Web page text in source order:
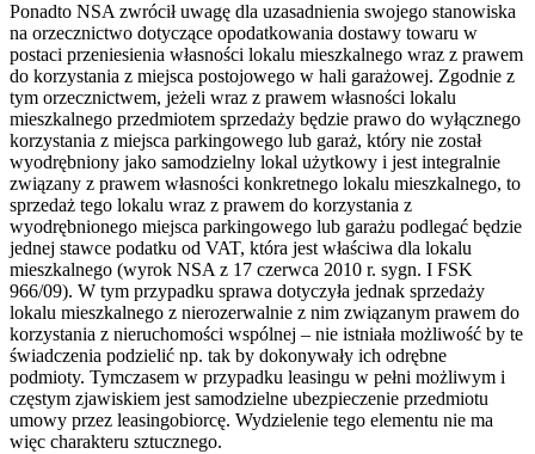
Ponadto NSA zwrócił uwagę dla uzasadnienia swojego stanowiska
na orzecznictwo dotyczące opodatkowania dostawy towaru w
postaci przeniesienia własności lokalu mieszkalnego wraz z prawem
do korzystania z miejsca postojowego w hali garażowej. Zgodnie z
tym orzecznictwem, jeżeli wraz z prawem własności lokalu
mieszkalnego przedmiotem sprzedaży będzie prawo do wyłącznego
korzystania z miejsca parkingowego lub garaż, który nie został
wyodrębniony jako samodzielny lokal użytkowy i jest integralnie
związany z prawem własności konkretnego lokalu mieszkalnego, to
sprzedaż tego lokalu wraz z prawem do korzystania z
wyodrębnionego miejsca parkingowego lub garażu podlegać będzie
jednej stawce podatku od VAT, która jest właściwa dla lokalu
mieszkalnego (wyrok NSA z 17 czerwca 2010 r. sygn. I FSK
966/09). W tym przypadku sprawa dotyczyła jednak sprzedaży
lokalu mieszkalnego z nierozerwalnie z nim związanym prawem do
korzystania z nieruchomości wspólnej – nie istniała możliwość by te
świadczenia podzielić np. tak by dokonywały ich odrębne
podmioty. Tymczasem w przypadku leasingu w pełni możliwym i
częstym zjawiskiem jest samodzielne ubezpieczenie przedmiotu
umowy przez leasingobiorcę. Wydzielenie tego elementu nie ma
więc charakteru sztucznego.